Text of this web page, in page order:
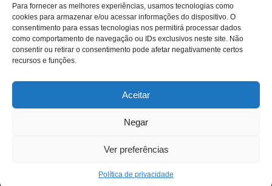
Para fornecer as melhores experiências, usamos tecnologias como
cookies para armazenar e/ou acessar informações do dispositivo. O
consentimento para essas tecnologias nos permitirá processar dados
como comportamento de navegação ou IDs exclusivos neste site. Não
consentir ou retirar o consentimento pode afetar negativamente certos
recursos e funções.
Aceitar
Negar
Ver preferências
Política de privacidade
Entrar
Ainda não tem uma conta?Registrar agora
Copyright © 2025 INAED - Todos os direitos reservados